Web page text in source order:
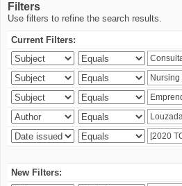
Filters
Use filters to refine the search results.
Current Filters:
New Filters: